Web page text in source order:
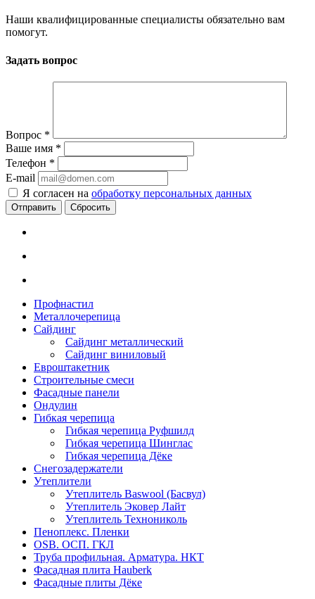
Наши квалифицированные специалисты обязательно вам
помогут.
Задать вопрос
Вопрос *
Ваше имя *
Телефон *
E-mail
Я согласен на обработку персональных данных
Сбросить
Профнастил
Металлочерепица
Сайдинг
Сайдинг металлический
Сайдинг виниловый
Евроштакетник
Строительные смеси
Фасадные панели
Ондулин
Гибкая черепица
Гибкая черепица Руфшилд
Гибкая черепица Шинглас
Гибкая черепица Дёке
Снегозадержатели
Утеплители
Утеплитель Baswool (Басвул)
Утеплитель Эковер Лайт
Утеплитель Технониколь
Пеноплекс. Пленки
OSB. ОСП. ГКЛ
Труба профильная. Арматура. НКТ
Фасадная плита Hauberk
Фасадные плиты Дёке